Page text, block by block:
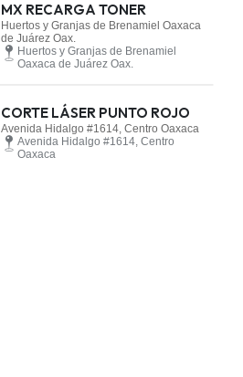
MX RECARGA TONER
Huertos y Granjas de Brenamiel Oaxaca
de Juárez Oax.
Huertos y Granjas de Brenamiel
Oaxaca de Juárez Oax.
CORTE LÁSER PUNTO ROJO
Avenida Hidalgo #1614, Centro Oaxaca
Avenida Hidalgo #1614, Centro
Oaxaca